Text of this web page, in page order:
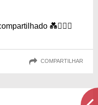
💑👩‍❤‍👩
COMPARTILHAR